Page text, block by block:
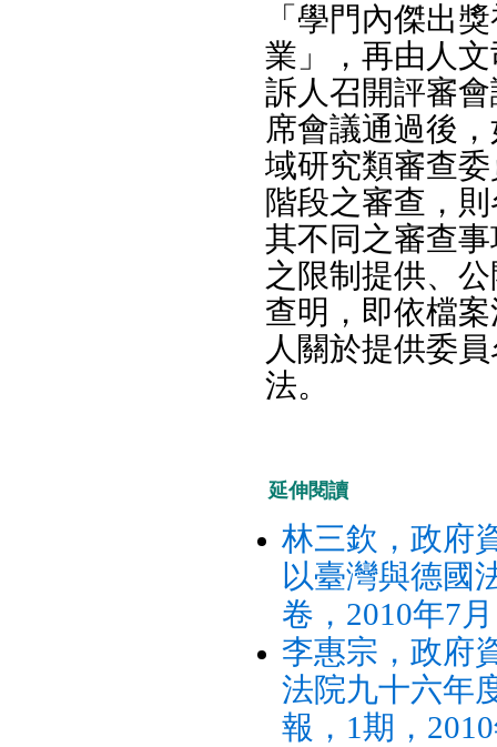
「學門內傑出
業」，再由人
訴人召開評審
席會議通過後
域研究類審查
階段之審查，
其不同之審查
之限制提供、
查明，即依檔
人關於提供委
法。
延伸閱讀
林三欽，政府
以臺灣與德國
卷，2010年7
李惠宗，政府
法院九十六年
報，1期，